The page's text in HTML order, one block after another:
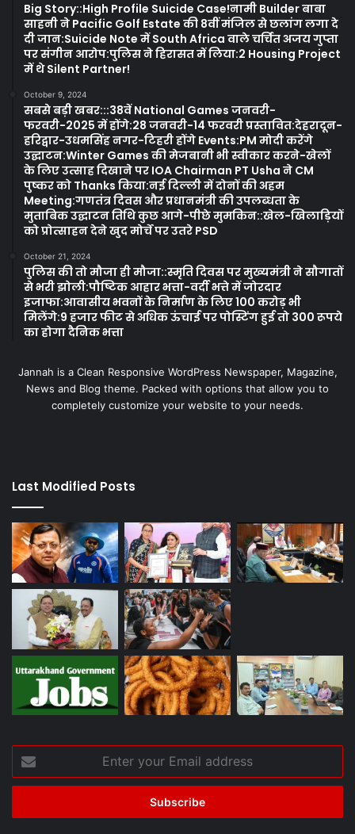
Big Story::High Profile Suicide Case!नामी Builder बाबा
साहनी ने Pacific Golf Estate की 8वीं मंजिल से छलांग लगा दे
दी जान:Suicide Note में South Africa वाले चर्चित अजय गुप्ता
पर संगीन आरोप:पुलिस ने हिरासत में लिया:2 Housing Project
में थे Silent Partner!
October 9, 2024
सबसे बड़ी खबर:::38वें National Games जनवरी-
फरवरी-2025 में होंगे:28 जनवरी-14 फरवरी प्रस्तावित:देहरादून-
हरिद्वार-उधमसिंह नगर-टिहरी होंगे Events:PM मोदी करेंगे
उद्घाटन:Winter Games की मेजबानी भी स्वीकार करने-खेलों
के लिए उत्साह दिखाने पर IOA Chairman PT Usha ने CM
पुष्कर को Thanks किया:नई दिल्ली में दोनों की अहम
Meeting:गणतंत्र दिवस और प्रधानमंत्री की उपलब्धता के
मुताबिक उद्घाटन तिथि कुछ आगे-पीछे मुमकिन::खेल-खिलाड़ियों
को प्रोत्साहन देने खुद मोर्चे पर उतरे PSD
October 21, 2024
पुलिस की तो मौजा ही मौजा::स्मृति दिवस पर मुख्यमंत्री ने सौगातों
से भरी झोली:पौष्टिक आहार भत्ता-वर्दी भत्ते में जोरदार
इजाफा:आवासीय भवनों के निर्माण के लिए 100 करोड़ भी
मिलेंगे:9 हजार फीट से अधिक ऊंचाई पर पोस्टिंग हुई तो 300 रूपये
का होगा दैनिक भत्ता
Jannah is a Clean Responsive WordPress Newspaper, Magazine,
News and Blog theme. Packed with options that allow you to
completely customize your website to your needs.
Last Modified Posts
your
Email